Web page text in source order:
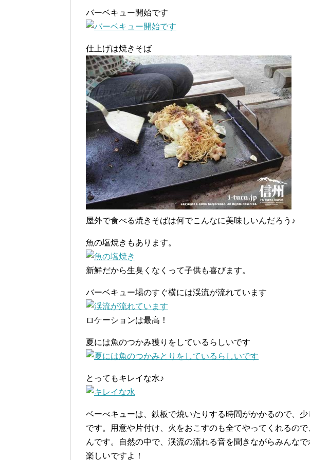
バーベキュー開始です
仕上げは焼きそば
屋外で食べる焼きそばは何でこんなに美味しいんだろう♪
魚の塩焼きもあります。
新鮮だから生臭くなくって子供も喜びます。
バーベキュー場のすぐ横には渓流が流れています
ロケーションは最高！
夏には魚のつかみ獲りをしているらしいです
とってもキレイな水♪
ベーべキューは、鉄板で焼いたりする時間がかかるので、
です。用意や片付け、火をおこすのも全てやってくれるの
んです。自然の中で、渓流の流れる音を聞きながらみんな
楽しいですよ！